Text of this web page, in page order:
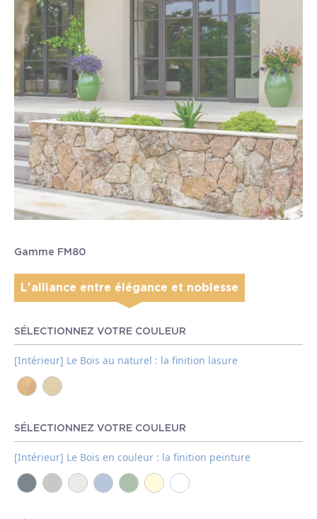
Gamme FM80
L'alliance entre élégance et noblesse
SÉLECTIONNEZ VOTRE COULEUR
[Intérieur] Le Bois au naturel : la finition lasure
SÉLECTIONNEZ VOTRE COULEUR
[Intérieur] Le Bois en couleur : la finition peinture